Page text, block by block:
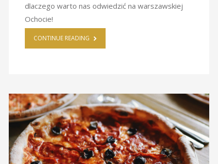
dlaczego warto nas odwiedzić na warszawskiej
Ochocie!
CONTINUE READING